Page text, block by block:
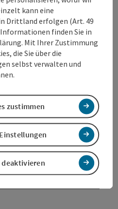
kann eine
Drittland erfolgen (Art. 49
Informationen finden Sie in
Mit Ihrer Zustimmung
die Sie über die
selbst verwalten und
deaktivieren
zustimmen